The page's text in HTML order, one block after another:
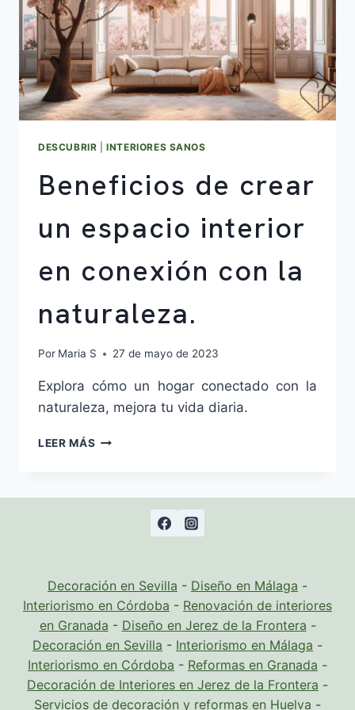
DESCUBRIR |INTERIORES SANOS
Beneficios de crear
un espacio interior
en conexión con la
naturaleza.
Por Maria S 27 de mayo de 2023
Explora cómo un hogar conectado con la
naturaleza, mejora tu vida diaria.
LEER MÁS BENEFICIOS
LA
NATURALEZA.
Decoración en Sevilla - Diseño en Málaga -
Interiorismo en Córdoba - Renovación de interiores
en Granada - Diseño en Jerez de la Frontera -
Decoración en Sevilla - Interiorismo en Málaga -
Interiorismo en Córdoba - Reformas en Granada -
Decoración de Interiores en Jerez de la Frontera -
Servicios de decoración y reformas en Huelva -